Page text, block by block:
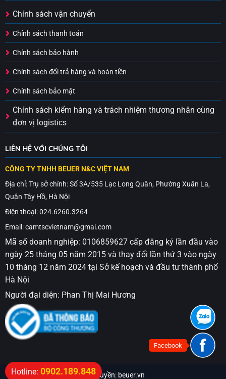
Chính sách vận chuyển
Chính sách thanh toán
Chính sách bảo hành
Chính sách đổi trả hàng và hoàn tiền
Chính sách bảo mật
Chính sách kiểm hàng và trách nhiệm thương nhân cùng
đơn vị logistics
LIÊN HỆ VỚI CHÚNG TÔI
CÔNG TY TNHH BEUER N&C VIỆT NAM
Địa chỉ: Trụ sở chính: Số 3A/535 Lạc Long Quân, Phường Xuân La,
Quận Tây Hồ, Hà Nội
Điện thoại: 024.6260.3264
Email: camtscvietnam@gmai.com
Mã số doanh nghiệp: 0106859627 cấp đăng ký lần đầu vào
ngày 25 tháng 05 năm 2015 và thay đổi lần thứ 3 vào ngày
10 tháng 12 năm 2024 tại Sở kế hoạch và đầu tư thành phố
Hà Nội
Người đại diện: Phan Thị Mai Hương
Bản quyền: beuer.vn
Facebook
Hotline: 0902.189.848